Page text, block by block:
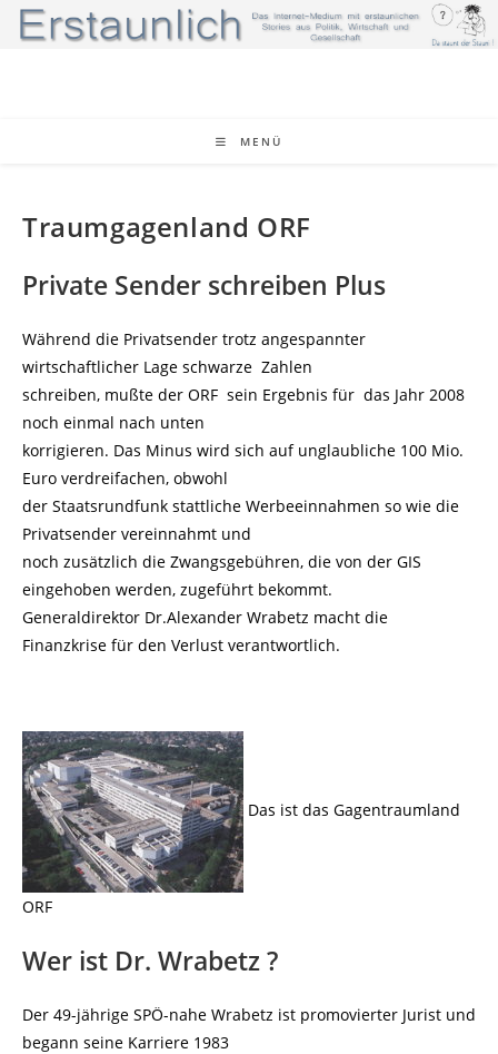
Zum
Inhalt
MENÜ
Traumgagenland ORF
Private Sender schreiben Plus
Während die Privatsender trotz angespannter
wirtschaftlicher Lage schwarze Zahlen
schreiben, mußte der ORF sein Ergebnis für das Jahr 2008
noch einmal nach unten
korrigieren. Das Minus wird sich auf unglaubliche 100 Mio.
Euro verdreifachen, obwohl
der Staatsrundfunk stattliche Werbeeinnahmen so wie die
Privatsender vereinnahmt und
noch zusätzlich die Zwangsgebühren, die von der GIS
eingehoben werden, zugeführt bekommt.
Generaldirektor Dr.Alexander Wrabetz macht die
Finanzkrise für den Verlust verantwortlich.
Das ist das Gagentraumland
ORF
Wer ist Dr. Wrabetz ?
Der 49-jährige SPÖ-nahe Wrabetz ist promovierter Jurist und
begann seine Karriere 1983